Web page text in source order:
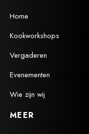
Home
Kookworkshops
Vergaderen
Evenementen
Wie zijn wij
MEER